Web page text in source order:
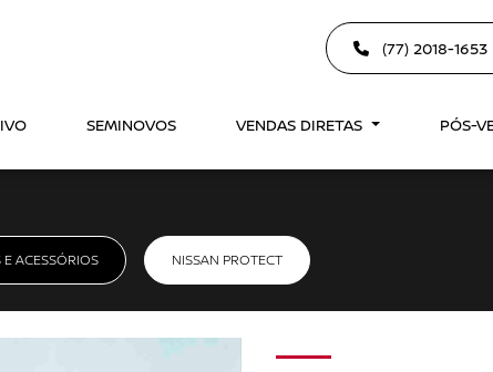
(77) 2018-1653
SEMINOVOS VENDAS DIRETAS PÓS-
E ACESSÓRIOS NISSAN PROTECT